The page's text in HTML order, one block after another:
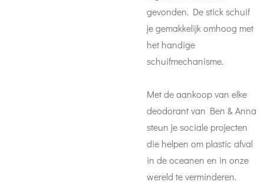
gevonden. De stick schuif
je gemakkelijk omhoog met
het handige
schuifmechanisme.
Met de aankoop van elke
deodorant van Ben & Anna
steun je sociale projecten
die helpen om plastic afval
in de oceanen en in onze
wereld te verminderen.